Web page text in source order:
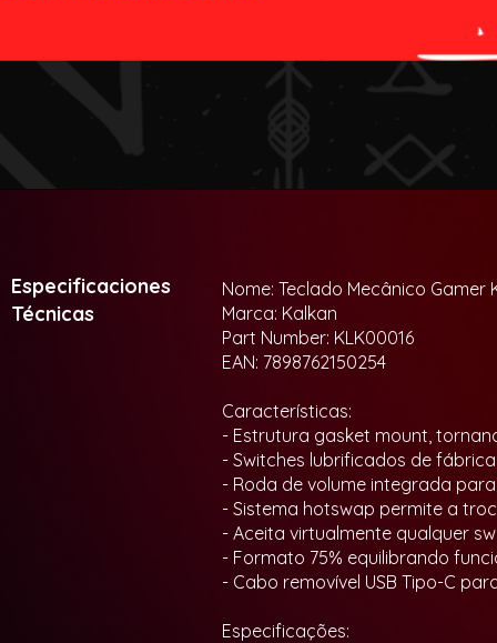
Especificaciones
Técnicas
Nome: Teclado Mecânico Gamer
Marca: Kalkan
Part Number: KLK00016
EAN: 7898762150254
Características:
- Estrutura gasket mount,
- Switches lubrificados de
- Roda de volume integrada
- Sistema hotswap permite a
- Aceita virtualmente qualquer
- Formato 75% equilibrando
- Cabo removível USB Tipo-C
Especificações: